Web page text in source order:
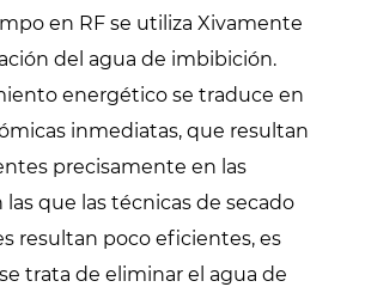
en RF se utiliza Xivamente
del agua de imbibición.
energético se traduce en
inmediatas, que resultan
precisamente en las
que las técnicas de secado
resultan poco eficientes, es
trata de eliminar el agua de